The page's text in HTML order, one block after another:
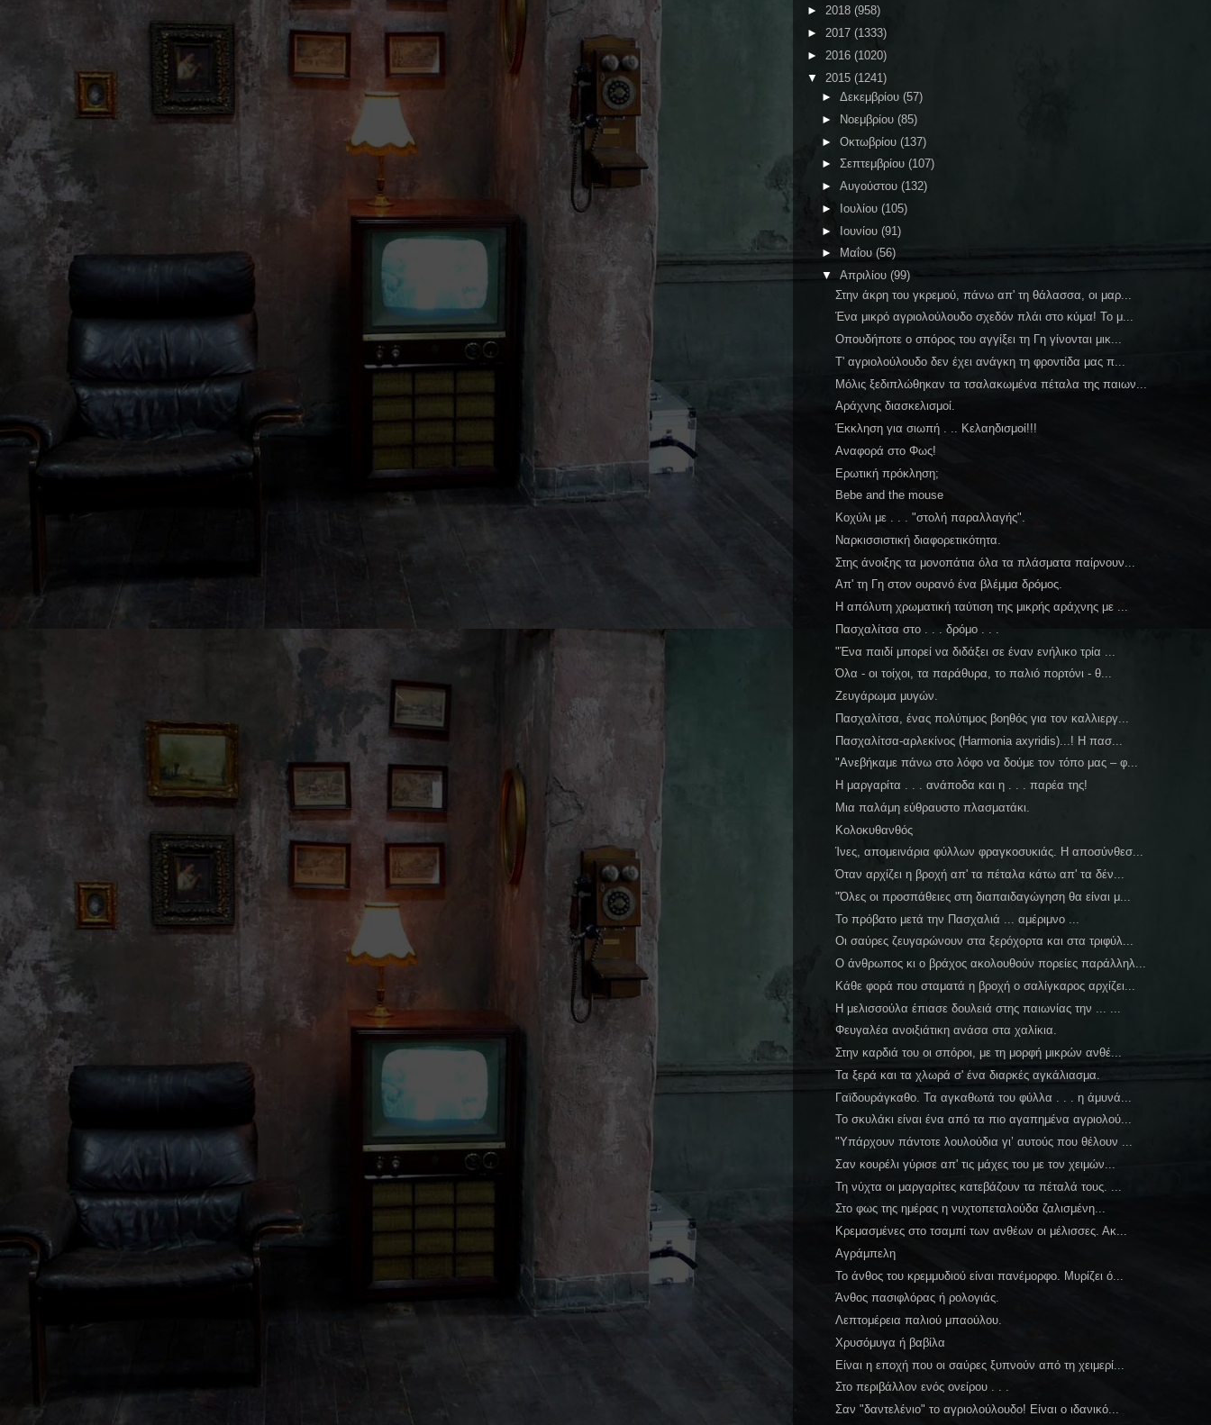
► 2018 (958)
► 2017 (1333)
► 2016 (1020)
▼ 2015 (1241)
► Δεκεμβρίου (57)
►
Νοεμβρίου (85)
► Οκτωβρίου (137)
► Σεπτεμβρίου (107)
► Αυγούστου (132)
►
Ιουλίου (105)
► Ιουνίου (91)
►
Μαΐου (56)
▼ Απριλίου (99)
Στην άκρη του γκρεμού, πάνω απ' τη θάλασσα, οι μαρ...
Ένα μικρό αγριολούλουδο σχεδόν πλάι στο κύμα! Το μ...
Οπουδήποτε ο σπόρος του αγγίξει τη Γη γίνονται μικ...
Τ' αγριολούλουδο δεν έχει ανάγκη τη φροντίδα μας π...
Μόλις ξεδιπλώθηκαν τα τσαλακωμένα πέταλα της παιων...
Αράχνης διασκελισμοί.
Έκκληση για σιωπή . .. Κελαηδισμοί!!!
Αναφορά στο Φως!
Ερωτική πρόκληση;
Bebe and the mouse
Κοχύλι με . . . "στολή παραλλαγής".
Ναρκισσιστική διαφορετικότητα.
Στης άνοιξης τα μονοπάτια όλα τα πλάσματα παίρνουν...
Απ' τη Γη στον ουρανό ένα βλέμμα δρόμος.
Η απόλυτη χρωματική ταύτιση της μικρής αράχνης με ...
Πασχαλίτσα στο . . . δρόμο . . .
"Ένα παιδί μπορεί να διδάξει σε έναν ενήλικο τρία ...
Όλα - οι τοίχοι, τα παράθυρα, το παλιό πορτόνι - θ...
Ζευγάρωμα μυγών.
Πασχαλίτσα, ένας πολύτιμος βοηθός για τον καλλιεργ...
Πασχαλίτσα-αρλεκίνος (Ηarmonia axyridis)...! Η πασ...
"Ανεβήκαμε πάνω στο λόφο να δούμε τον τόπο μας – φ...
Η μαργαρίτα . . . ανάποδα και η . . . παρέα της!
Μια παλάμη εύθραυστο πλασματάκι.
Κολοκυθανθός
Ίνες, απομεινάρια φύλλων φραγκοσυκιάς. Η αποσύνθεσ...
Όταν αρχίζει η βροχή απ' τα πέταλα κάτω απ' τα δέν...
"Όλες οι προσπάθειες στη διαπαιδαγώγηση θα είναι μ...
Το πρόβατο μετά την Πασχαλιά ... αμέριμνο ...
Οι σαύρες ζευγαρώνουν στα ξερόχορτα και στα τριφύλ...
Ο άνθρωπος κι ο βράχος ακολουθούν πορείες παράλληλ...
Κάθε φορά που σταματά η βροχή ο σαλίγκαρος αρχίζει...
Η μελισσούλα έπιασε δουλειά στης παιωνίας την ... ...
Φευγαλέα ανοιξιάτικη ανάσα στα χαλίκια.
Στην καρδιά του οι σπόροι, με τη μορφή μικρών ανθέ...
Τα ξερά και τα χλωρά σ' ένα διαρκές αγκάλιασμα.
Γαϊδουράγκαθο. Τα αγκαθωτά του φύλλα . . . η άμυνά...
Το σκυλάκι είναι ένα από τα πιο αγαπημένα αγριολού...
"Υπάρχουν πάντοτε λουλούδια γι’ αυτούς που θέλουν ...
Σαν κουρέλι γύρισε απ' τις μάχες του με τον χειμών...
Τη νύχτα οι μαργαρίτες κατεβάζουν τα πέταλά τους. ...
Στο φως της ημέρας η νυχτοπεταλούδα ζαλισμένη...
Κρεμασμένες στο τσαμπί των ανθέων οι μέλισσες. Ακ...
Αγράμπελη
Το άνθος του κρεμμυδιού είναι πανέμορφο. Μυρίζει ό...
Άνθος πασιφλόρας ή ρολογιάς.
Λεπτομέρεια παλιού μπαούλου.
Χρυσόμυγα ή βαβίλα
Είναι η εποχή που οι σαύρες ξυπνούν από τη χειμερί...
Στο περιβάλλον ενός ονείρου . . .
Σαν "δαντελένιο" το αγριολούλουδο! Είναι ο ιδανικό...